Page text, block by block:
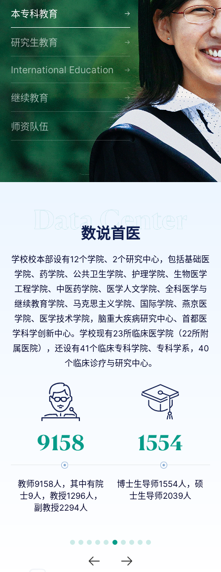
本专科教育
研究生教育
International Education
继续教育
师资队伍
数说首医
学校校本部设有12个学院、2个研究中心，包括基础医
学院、药学院、公共卫生学院、护理学院、生物医学
工程学院、中医药学院、医学人文学院、全科医学与
继续教育学院、马克思主义学院、国际学院、燕京医
学院、医学技术学院，脑重大疾病研究中心、首都医
学科学创新中心。学校现有23所临床医学院（22所附
属医院），还设有41个临床专科学院、专科学系，40
个临床诊疗与研究中心。
9158
教师9158人，其中有院
士9人，教授1296人，
副教授2294人
1554
博士生导师1554人，硕
士生导师2039人